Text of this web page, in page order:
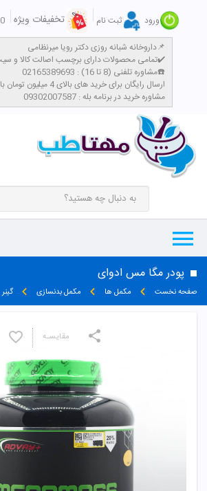
ورود ثبت نام تخفیفات ویژه 0
داروخانه شبانه روزی دکتر رویا میرنظامی📌
تمامی محصولات دارای برچسب اصالت کالا و سیب سلامت میباشند✔️
مشاوره تلفنی (8 تا 16) : 02165389693☎️
​ارسال رایگان برای خرید های بالای 4 میلیون تومان با پست پیشتاز
مشاوره خرید در برنامه بله : 09302007587
پودر مگا مس ادوای
صفحه نخست مکمل ها مکمل بدنسازی گینر
مقایسـه